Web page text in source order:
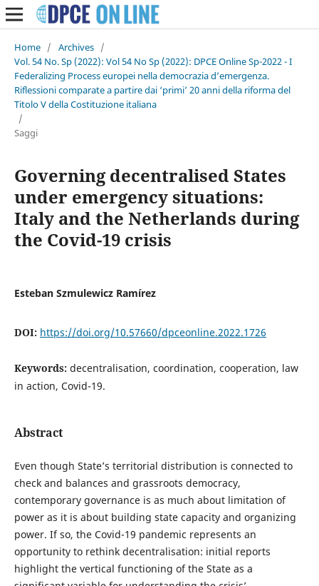
Home / Archives /
Vol. 54 No. Sp (2022): Vol 54 No Sp (2022): DPCE Online Sp-2022 - I
Federalizing Process europei nella democrazia d’emergenza.
Riflessioni comparate a partire dai ‘primi’ 20 anni della riforma del
Titolo V della Costituzione italiana
/
Saggi
Governing decentralised States
under emergency situations:
Italy and the Netherlands during
the Covid-19 crisis
Esteban Szmulewicz Ramírez
DOI: https://doi.org/10.57660/dpceonline.2022.1726
Keywords: decentralisation, coordination, cooperation, law
in action, Covid-19.
Abstract
Even though State’s territorial distribution is connected to
check and balances and grassroots democracy,
contemporary governance is as much about limitation of
power as it is about building state capacity and organizing
power. If so, the Covid-19 pandemic represents an
opportunity to rethink decentralisation: initial reports
highlight the vertical functioning of the State as a